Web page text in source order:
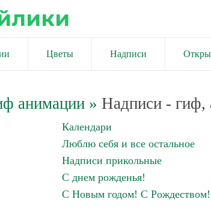
Цветы Надписи
анимации» Надписи - гиф,
Календари
Люблю себя и все остальное
Надписи прикольные
С днем рожденья!
С Новым годом! С Рождеством!